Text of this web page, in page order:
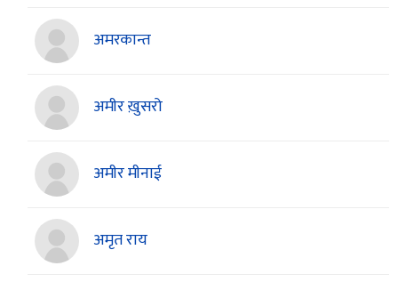
अमरकान्त
अमीर ख़ुसरो
अमीर मीनाई
अमृत राय